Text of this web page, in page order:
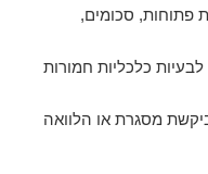
פתוחות, סכומים,
כלכליות חמורות
מסגרת או הלוואה